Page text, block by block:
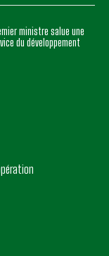
ministre salue une
du développement